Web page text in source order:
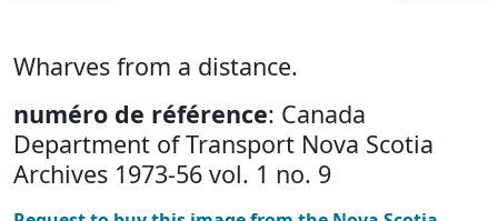
Wharves from a distance.
numéro de référence: Canada
Department of Transport Nova Scotia
Archives 1973-56 vol. 1 no. 9